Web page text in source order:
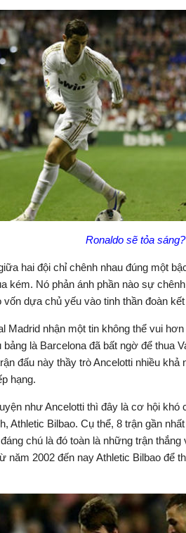
Ronaldo sẽ tỏa sáng?
hai đội chỉ chênh nhau đúng một
kém. Nó phản ánh phần nào sự
vốn dựa chủ yếu vào tinh thần đoàn
Madrid nhận một tin không thể vui
bảng là Barcelona đã bất ngờ để thua
đấu này thầy trò Ancelotti nhiều
hạng.
như Ancelotti thì đây là cơ hội khó
Athletic Bilbao. Cụ thể, 8 trận gần
chú là đó toàn là những trận
năm 2002 đến nay Athletic Bilbao để